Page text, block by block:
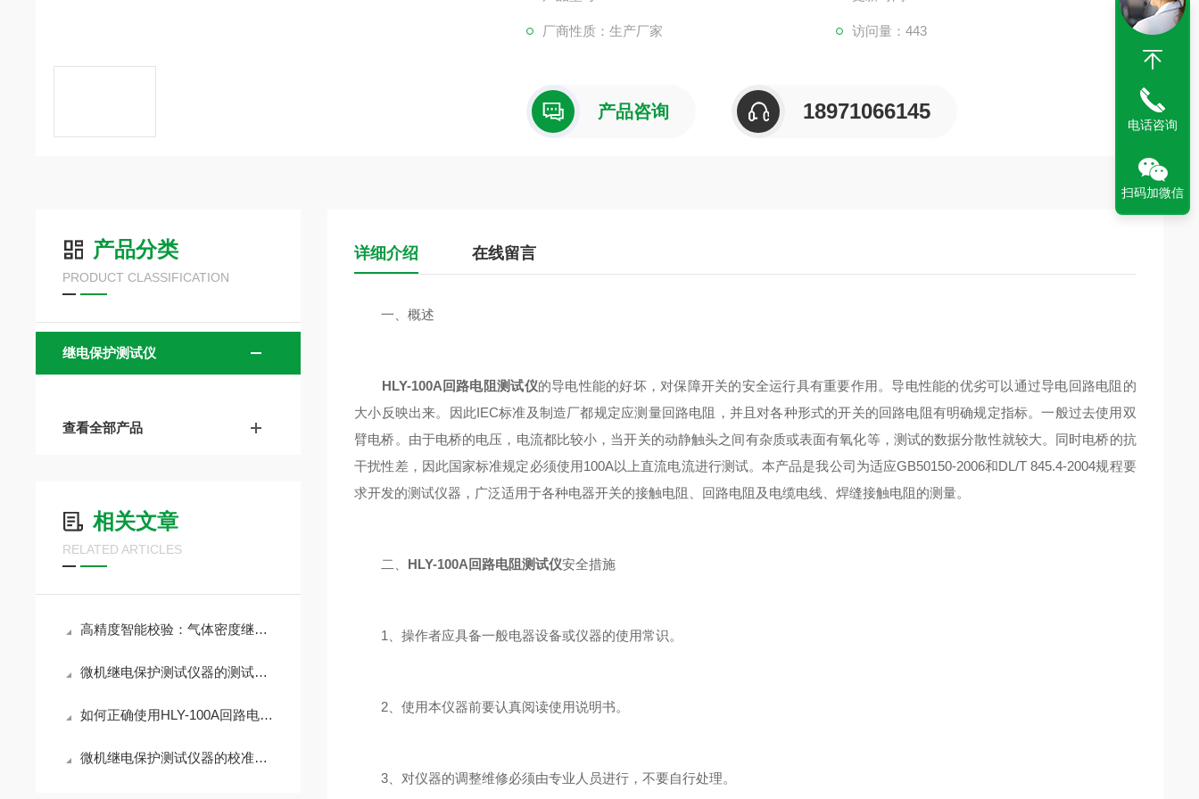
厂商性质：生产厂家 访问量：443
产品咨询 18971066145
产品分类
PRODUCT CLASSIFICATION
继电保护测试仪
查看全部产品
相关文章
RELATED ARTICLES
高精度智能校验：气体密度继电器校验仪性能解析
微机继电保护测试仪器的测试精度与性能评估
如何正确使用HLY-100A回路电阻测试仪？
微机继电保护测试仪器的校准与误差分析
详细介绍 在线留言
一、概述
HLY-100A回路电阻测试仪的导电性能的好坏，对保障开关的安全运行具有重要作用。导电性能的优劣可以通过导电回路电阻的
大小反映出来。因此IEC标准及制造厂都规定应测量回路电阻，并且对各种形式的开关的回路电阻有明确规定指标。一般过去使用双
臂电桥。由于电桥的电压，电流都比较小，当开关的动静触头之间有杂质或表面有氧化等，测试的数据分散性就较大。同时电桥的抗
干扰性差，因此国家标准规定必须使用100A以上直流电流进行测试。本产品是我公司为适应GB50150-2006和DL/T 845.4-2004规程要
求开发的测试仪器，广泛适用于各种电器开关的接触电阻、回路电阻及电缆电线、焊缝接触电阻的测量。
二、 HLY-100A回路电阻测试仪安全措施
1、操作者应具备一般电器设备或仪器的使用常识。
2、使用本仪器前要认真阅读使用说明书。
3、对仪器的调整维修必须由专业人员进行，不要自行处理。
电话咨询
扫码加微信